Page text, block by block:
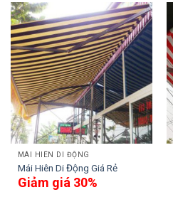
MÁI HIÊN DI ĐỘNG
Mái Hiên Di Động Giá Rẻ
Giảm giá 30%